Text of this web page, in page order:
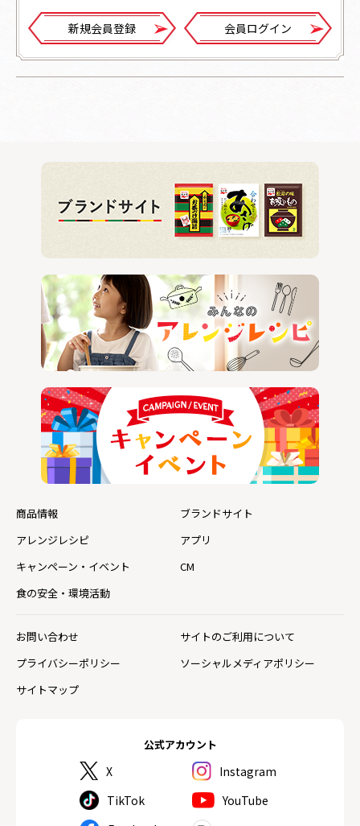
新規会員登録 会員ログイン
公式アカウント
X
Instagram
TikTok
YouTube
商品情報
ブランドサイト
アレンジレシピ
アプリ
キャンペーン・イベント
CM
食の安全・環境活動
お問い合わせ
サイトのご利用について
プライバシーポリシー
ソーシャルメディアポリシー
サイトマップ